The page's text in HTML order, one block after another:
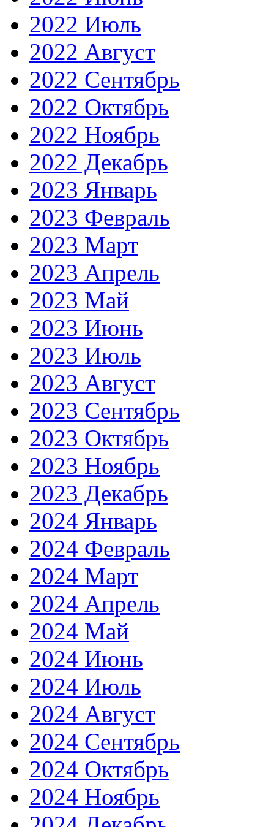
2022 Июль
2022 Август
2022 Сентябрь
2022 Октябрь
2022 Ноябрь
2022 Декабрь
2023 Январь
2023 Февраль
2023 Март
2023 Апрель
2023 Май
2023 Июнь
2023 Июль
2023 Август
2023 Сентябрь
2023 Октябрь
2023 Ноябрь
2023 Декабрь
2024 Январь
2024 Февраль
2024 Март
2024 Апрель
2024 Май
2024 Июнь
2024 Июль
2024 Август
2024 Сентябрь
2024 Октябрь
2024 Ноябрь